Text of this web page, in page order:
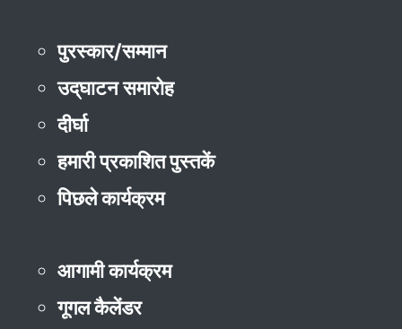
पुरस्कार/सम्मान
उद्‌घाटन समारोह
दीर्घा
हमारी प्रकाशित पुस्तकें
पिछले कार्यक्रम
आगामी कार्यक्रम
गूगल कैलेंडर